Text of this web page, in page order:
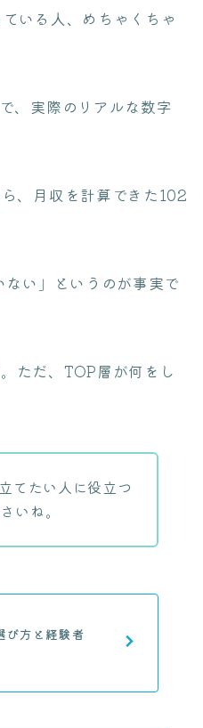
いる人、めちゃくちゃ
、実際のリアルな数字
、月収を計算できた102
い」というのが事実で
ただ、TOP層が何をし
てたい人に役立つ
いね。
方と経験者